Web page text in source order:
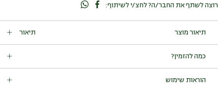
רוצה לשתף את החבר/ה? לחצ/י לשיתוף:
תיאור
הצלחה.
כמה להזמין?
הוראות שימוש